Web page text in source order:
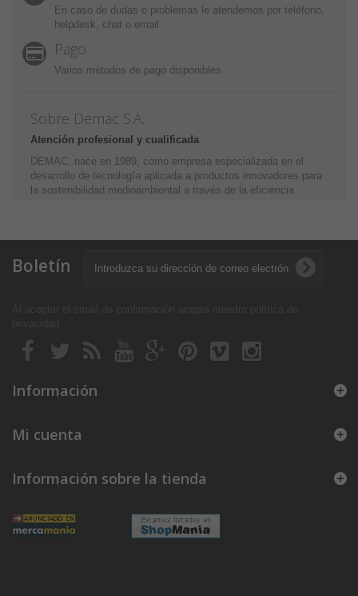
En caso de dudas o problemas le atendemos por teléfono,
helpdesk, chat o email.
Pago
Varios métodos de pago disponibles.
Sobre Demac S.A.
Atención profesional y cualificada
DEMAC, nace en 1989, como empresa especializada en el
desarrollo de tecnología aplicada a productos innovadores para
la sostenibilidad medioambiental a través de la eficiencia
Boletín
Información
Mi cuenta
Información sobre la tienda